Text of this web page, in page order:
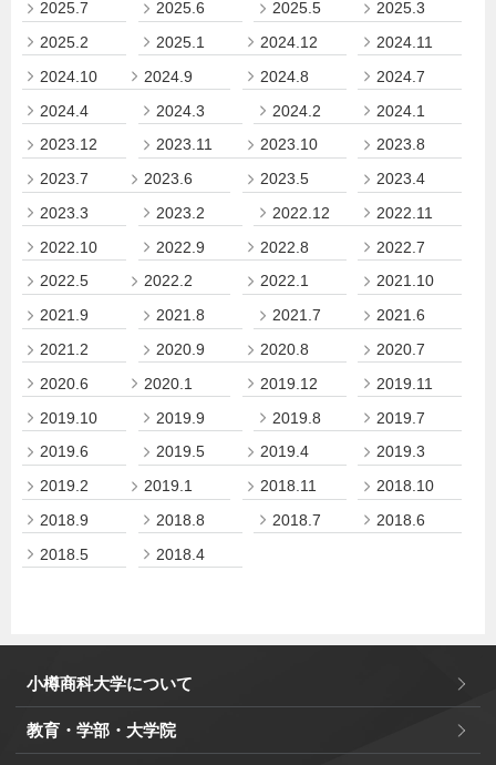
2025.7
2025.6 2025.5
2025.3
2025.2
2025.1 2024.12
2024.11
2024.10
2024.9 2024.8
2024.7
2024.4
2024.3 2024.2
2024.1
2023.12
2023.11 2023.10
2023.8
2023.7
2023.6 2023.5
2023.4
2023.3
2023.2 2022.12
2022.11
2022.10
2022.9 2022.8
2022.7
2022.5
2022.2 2022.1
2021.10
2021.9
2021.8 2021.7
2021.6
2021.2
2020.9 2020.8
2020.7
2020.6
2020.1 2019.12
2019.11
2019.10
2019.9 2019.8
2019.7
2019.6
2019.5 2019.4
2019.3
2019.2
2019.1 2018.11
2018.10
2018.9
2018.8 2018.7
2018.6
2018.5
2018.4
小樽商科大学について
教育・学部・大学院